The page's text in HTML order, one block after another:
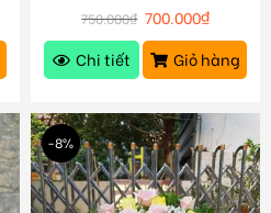
750.000₫ 700.000₫
Chi tiết
Giỏ hàng
-8%